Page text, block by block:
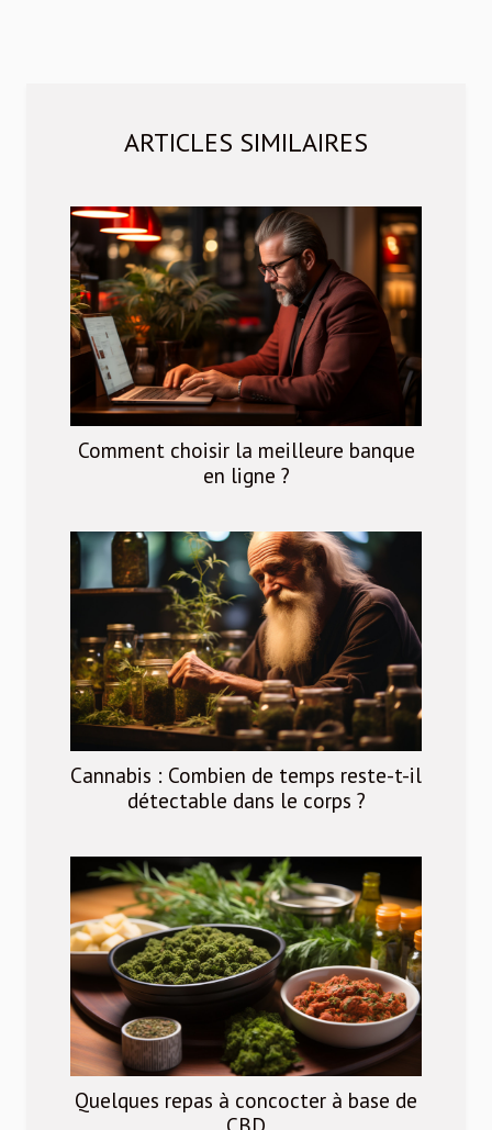
ARTICLES SIMILAIRES
Comment choisir la meilleure banque
en ligne ?
Cannabis : Combien de temps reste-t-il
détectable dans le corps ?
Quelques repas à concocter à base de